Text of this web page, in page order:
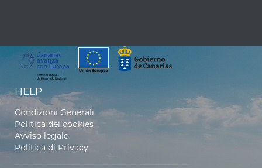
HELP
Condizioni Generali
Politica dei cookies
Avviso legale
Politica di Privacy